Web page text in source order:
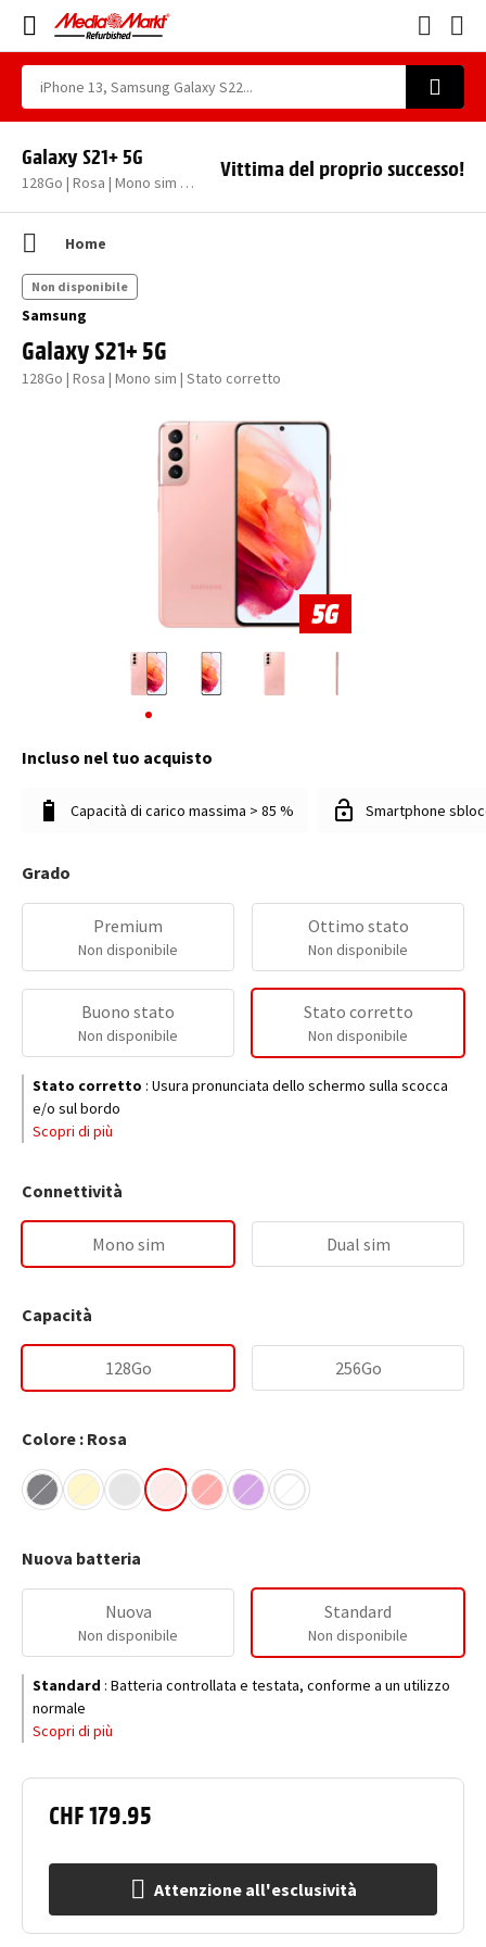
Galaxy S21+ 5G
128Go | Rosa | Mono sim | Stato corretto
Vittima del proprio successo!
Home
Samsung
Galaxy S21+ 5G
128Go | Rosa | Mono sim | Stato corretto
Non disponibile
Incluso nel tuo acquisto
Capacità di carico massima > 85 % Smartphone
CHF 179.95
Attenzione all'esclusività
Grado
Premium
Non disponibile
Ottimo stato
Non disponibile
Buono stato
Non disponibile
Stato corretto
Non disponibile
Stato corretto : Usura pronunciata dello schermo sulla scocca
e/o sul bordo
Scopri di più
Connettività
Mono sim Dual sim
Capacità
128Go 256Go
Colore : Rosa
Nuova batteria
Nuova
Non disponibile
Standard
Non disponibile
Standard : Batteria controllata e testata, conforme a un utilizzo
normale
Scopri di più